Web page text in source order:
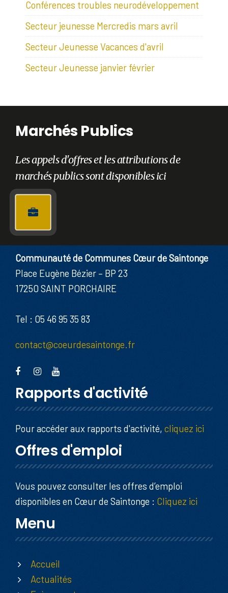
Conférences troubles neurodéveloppement
Secteur jeunesse Mercredis mars avril
Secteur Jeunesse Vacances d'avril
Secteur Jeunesse janvier février
Marchés Publics
Les appels d'offres et les attributions de
marchés publics sont disponibles ici
Communauté de Communes Cœur de Saintonge
Place Eugène Bézier – BP 23
17250 SAINT PORCHAIRE
Tel : 05 46 95 35 83
contact@coeurdesaintonge.fr
Rapports d'activité
Pour accéder aux rapports d'activité, cliquez ici
Offres d'emploi
Vous pouvez consulter les offres d’emploi
disponibles en Cœur de Saintonge : Cliquez ici
Menu
Accueil
Actualités